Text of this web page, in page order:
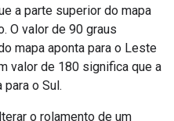
a parte superior do mapa
O valor de 90 graus
mapa aponta para o Leste
valor de 180 significa que a
o Sul.
o rolamento de um